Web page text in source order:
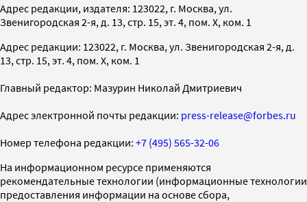
Адрес редакции, издателя: 123022, г. Москва, ул.
Звенигородская 2-я, д. 13, стр. 15, эт. 4, пом. X, ком. 1
Адрес редакции: 123022, г. Москва, ул. Звенигородская 2-я, д.
13, стр. 15, эт. 4, пом. X, ком. 1
Главный редактор: Мазурин Николай Дмитриевич
Адрес электронной почты редакции: press-release@forbes.ru
Номер телефона редакции: +7 (495) 565-32-06
На информационном ресурсе применяются
рекомендательные технологии (информационные технологии
предоставления информации на основе сбора,